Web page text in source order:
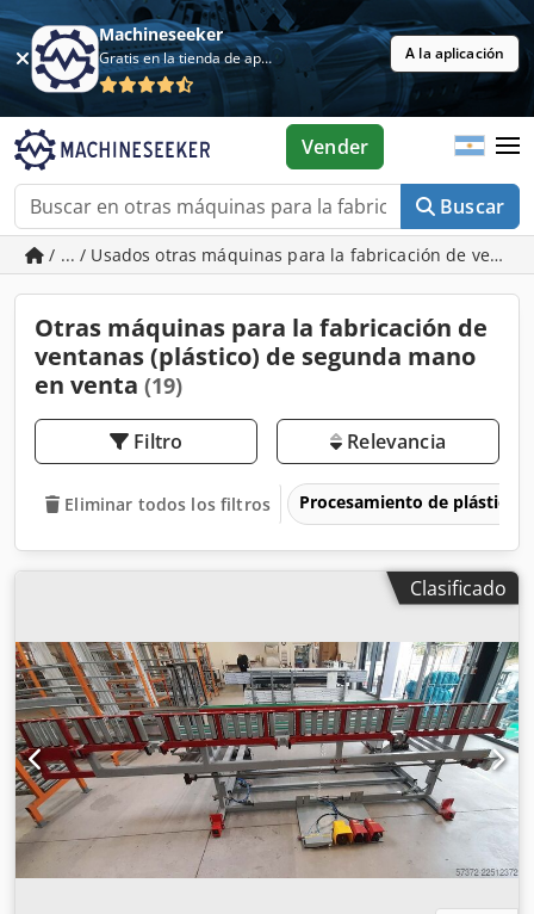
Machineseeker
Gratis en la tienda de aplicaciones A la aplicación
Buscar
Vender
/ ... / Usados otras máquinas para la fabricación de
Otras máquinas para la fabricación de
ventanas (plástico) de segunda mano
en venta (19)
Filtro Relevancia
Eliminar todos los filtros Procesamiento de plásticos
Clasificado